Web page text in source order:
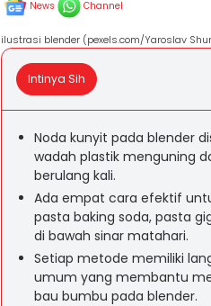
News Channel
ilustrasi blender (pexels.com/Yaroslav
Intinya Sih
Noda kunyit pada blender
wadah plastik menguning
berulang kali.
Ada empat cara efektif
pasta baking soda, pasta
di bawah sinar matahari.
Setiap metode memiliki
umum yang membantu
bau bumbu pada blender.